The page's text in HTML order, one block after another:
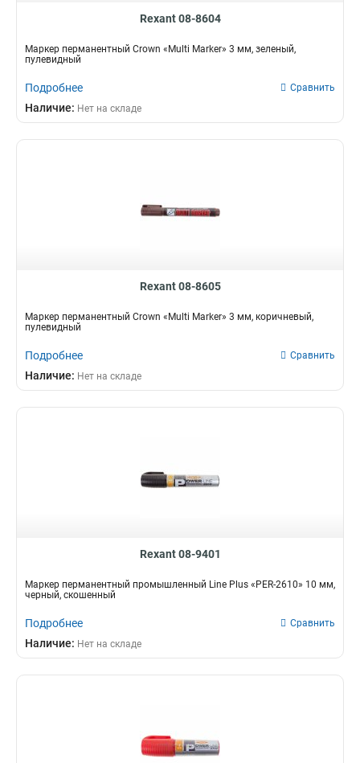
Rexant 08-8604
Маркер перманентный Crown «Multi Marker» 3 мм, зеленый,
пулевидный
Подробнее Сравнить
Наличие: Нет на складе
Rexant 08-8605
Маркер перманентный Crown «Multi Marker» 3 мм, коричневый,
пулевидный
Подробнее Сравнить
Наличие: Нет на складе
Rexant 08-9401
Маркер перманентный промышленный Line Plus «PER-2610» 10 мм,
черный, скошенный
Подробнее Сравнить
Наличие: Нет на складе